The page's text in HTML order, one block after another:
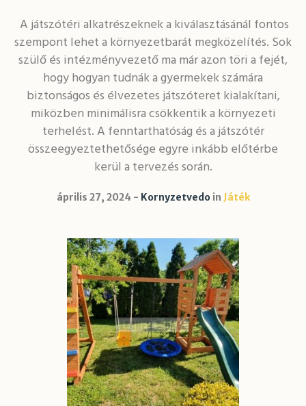
A játszótéri alkatrészeknek a kiválasztásánál fontos
szempont lehet a környezetbarát megközelítés. Sok
szülő és intézményvezető ma már azon töri a fejét,
hogy hogyan tudnák a gyermekek számára
biztonságos és élvezetes játszóteret kialakítani,
miközben minimálisra csökkentik a környezeti
terhelést. A fenntarthatóság és a játszótér
összeegyeztethetősége egyre inkább előtérbe
kerül a tervezés során.
április 27, 2024 Kornyzetvedoin Játék